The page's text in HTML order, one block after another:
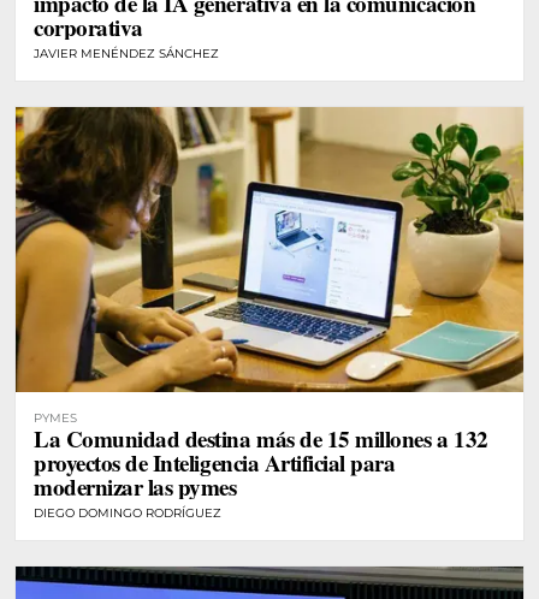
corporativa
JAVIER MENÉNDEZ SÁNCHEZ
PYMES
La Comunidad destina más de 15 millones a 132
proyectos de Inteligencia Artificial para
modernizar las pymes
DIEGO DOMINGO RODRÍGUEZ